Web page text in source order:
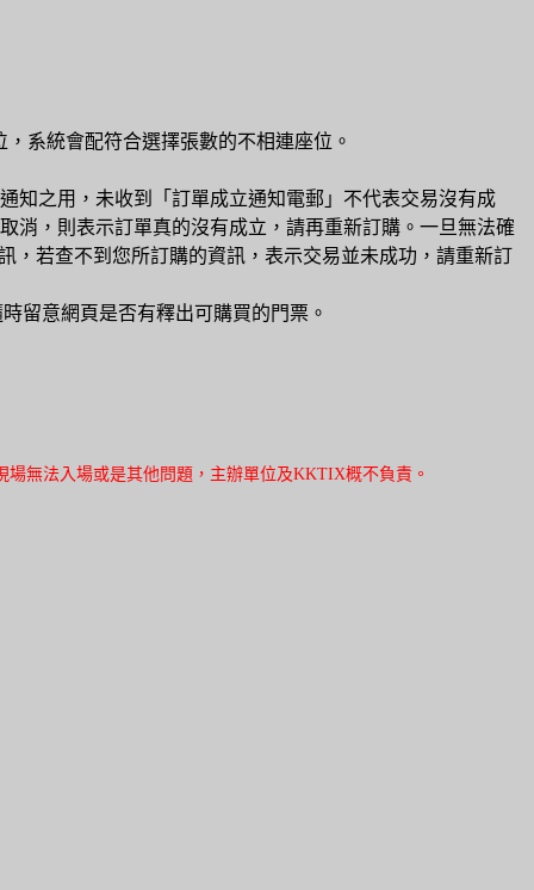
系統會配符合選擇張數的不相連座位。
知之用，未收到「訂單成立通知電郵」不代表交易沒有成
消，則表示訂單真的沒有成立，請再重新訂購。一旦無法確
，若查不到您所訂購的資訊，表示交易並未成功，請重新訂
留意網頁是否有釋出可購買的門票。
無法入場或是其他問題，主辦單位及KKTIX概不負責。